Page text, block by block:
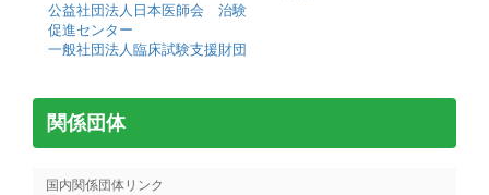
公益社団法人日本医師会 治験
促進センター
一般社団法人臨床試験支援財団
関係団体
国内関係団体リンク